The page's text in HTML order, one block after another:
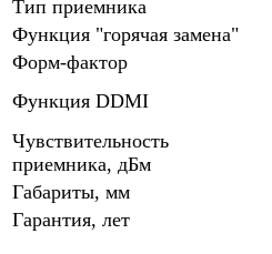
Тип приемника
Функция "горячая замена"
Форм-фактор
Функция DDMI
Чувствительность
приемника, дБм
Габариты, мм
Гарантия, лет